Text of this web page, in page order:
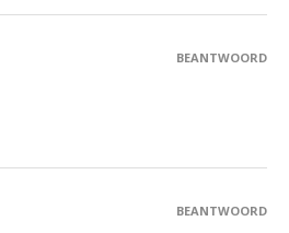
BEANTWOORD
BEANTWOORD